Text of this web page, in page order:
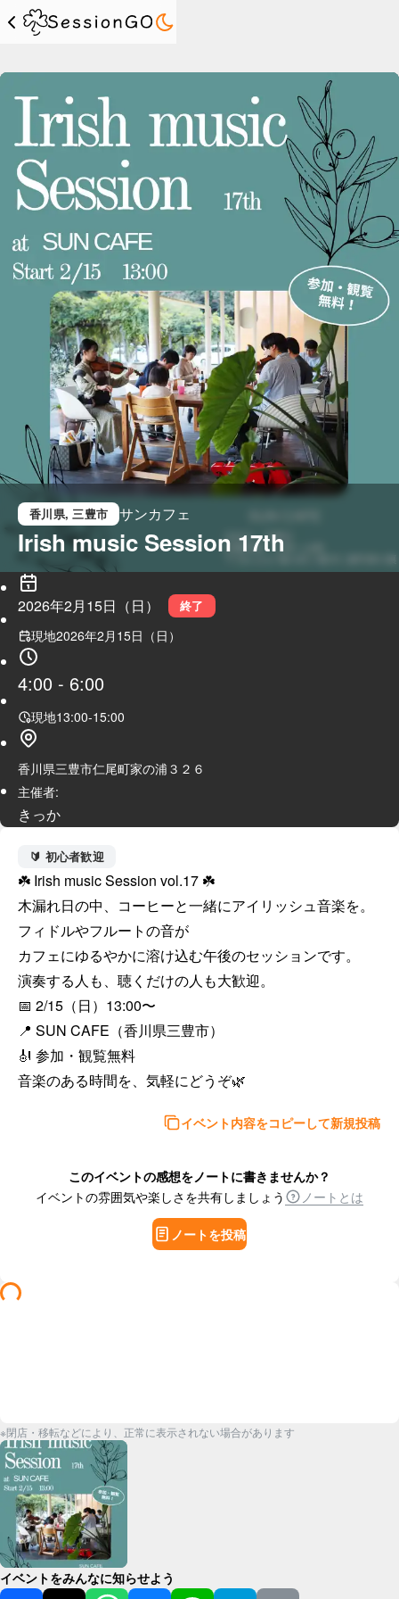
香川県, 三豊市 サンカフェ
Irish music Session 17th
2026年2月15日（日） 終了
現地2026年2月15日（日）
4:00 - 6:00
現地13:00-15:00
香川県三豊市仁尾町家の浦３２６
主催者:
きっか
🔰 初心者歓迎
☘️ Irish music Session vol.17 ☘️
木漏れ日の中、コーヒーと一緒にアイリッシュ音楽を。
フィドルやフルートの音が
カフェにゆるやかに溶け込む午後のセッションです。
演奏する人も、聴くだけの人も大歓迎。
📅 2/15（日）13:00〜
📍 SUN CAFE（香川県三豊市）
🎻 参加・観覧無料
音楽のある時間を、気軽にどうぞ🌿
イベント内容をコピーして新規投稿
このイベントの感想をノートに書きませんか？
イベントの雰囲気や楽しさを共有しましょう
ノートとは
ノートを投稿
※閉店・移転などにより、正常に表示されない場合があります
イベントをみんなに知らせよう